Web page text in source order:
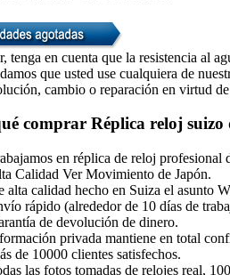
tenga en cuenta que la resistencia al
que usted use cualquiera de
cambio o reparación en virtud
comprar Réplica reloj suizo
en réplica de reloj profesional
Calidad Ver Movimiento de Japón.
alta calidad hecho en Suiza el asunto
rápido (alrededor de 10 días de
de devolución de dinero.
privada mantiene en total
de 10000 clientes satisfechos.
las fotos tomadas de relojes real,